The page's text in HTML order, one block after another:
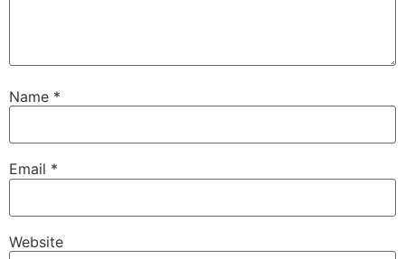
Name *
Email *
Website